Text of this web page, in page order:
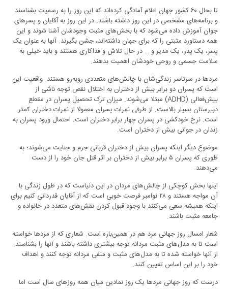
تا بحال ۶۰ کشور جهان اعلام آمادگی کرده‌اند که این روز را به رسمیت بشناسند
و برنامه‌های مشخصی در این روز داشته باشند. در این روز به آقایان و پسرهای
جوان آموزش داده می‌شود که با بخش‌های مثبت وجودشان آشنا شوند و این
همه دستاورد مثبتی را که برای جهان داشته‌اند، جشن بگیرند. آنها به عنوان یک
پسر،‌ یک پدر،‌ یک مدیر و … در حال تلاش و فداکاری هستند و باید خیلی به
سلامت جسمی و روحی خودشان اهمیت بدهند.
مردها در سرتاسر زندگی‌شان با چالش‌های متعددی روبه‌رو هستند. واقعیت این
است که پسران دو برابر بیش از دختران به اختلال نقص توجه ناشی از
بیش‌فعالی (ADHD) مبتلا می‌شوند. میزان ترک تحصیل پسران در مقطع
دبیرستان بسیار بالاست. از طرفی نمرات پسران معمولا از نمرات دختران کمتر
است. نرخ خودکشی در پسران چهار برابر دختران است. احتمال ورود پسران به
زندان در جوانی بیش از دختران است.
موضوع دیگر اینکه پسران بیش از دختران قربانی جرم و جنایت می‌شوند؛ به
طوری که پسران ۵ برابر بیش از دختران بر اثر قتل جان خود را از دست
می‌دهند.
اینها بخش کوچکی از چالش‌های مردان در این دنیاست که در طول زندگی‌ با
آن مواجه هستند و ۲۸ نوامبر فرصت خوبی است که از آقایان قدردانی کنیم برای
اینکه همیشه سعی می‌کنند با وجود قبول کردن نقش‌های متعدد در خانواده و
جامعه مثبت باشند.
شعار امسال روز جهانی مرد هم در همین‌باره است. شعاری که از مردها خواسته
است تا به مدل‌های مثبت مردانه توجه بیشتری داشته باشند و آنها را بشناسند.
از آنها خواسته شده تا به مدل‌های مثبت و منفی مردانه توجه کنند و اهداف
خود را بر این اساس تعیین کنند.
درست که روز جهانی مردها یک روز نمادین میان همه روزهای سال است اما